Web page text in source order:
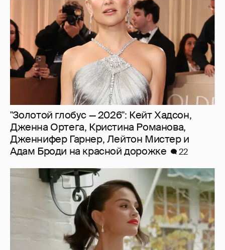
"Золотой глобус — 2026": Кейт Хадсон,
Дженна Ортега, Кристина Романова,
Дженнифер Гарнер, Лейтон Мистер и
Адам Броди на красной дорожке
22